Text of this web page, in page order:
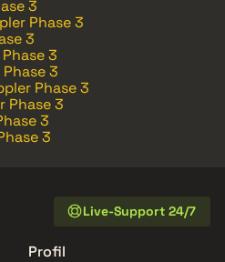
3
Phase 3
3
3
3
Phase 3
Phase 3
3
3
Live-Support 24/7
Profil